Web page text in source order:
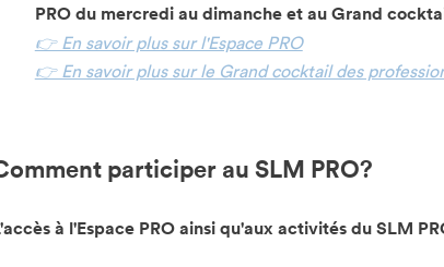
PRO du mercredi au dimanche et au Grand
👉 En savoir plus sur l'Espace PRO
👉 En savoir plus sur le Grand cocktail des
participer au SLM PRO?
à l'Espace PRO ainsi qu'aux activités du SLM